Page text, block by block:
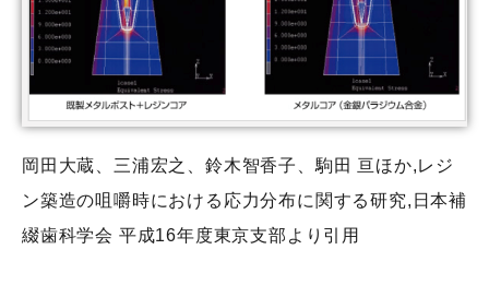
岡田大蔵、三浦宏之、鈴木智香子、駒田 亘ほか,レジ
ン築造の咀嚼時における応力分布に関する研究,日本補
綴歯科学会 平成16年度東京支部より引用